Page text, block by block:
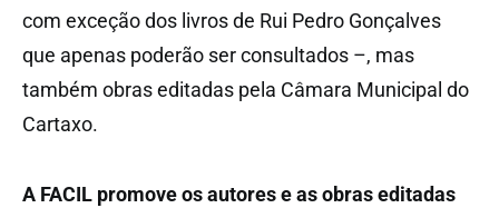
com exceção dos livros de Rui Pedro Gonçalves
que apenas poderão ser consultados –, mas
também obras editadas pela Câmara Municipal do
Cartaxo.
A FACIL promove os autores e as obras editadas